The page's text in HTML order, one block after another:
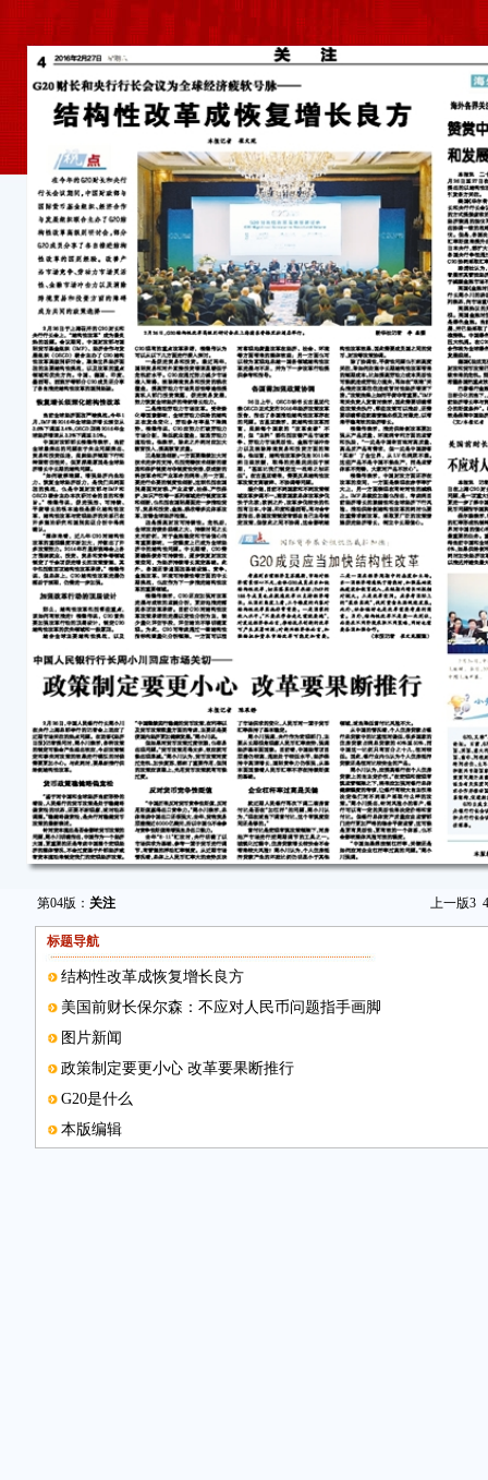
第04版： 关注 上一版3 4
标题导航
结构性改革成恢复增长良方
美国前财长保尔森：不应对人民币问题指手画脚
图片新闻
政策制定要更小心 改革要果断推行
G20是什么
本版编辑